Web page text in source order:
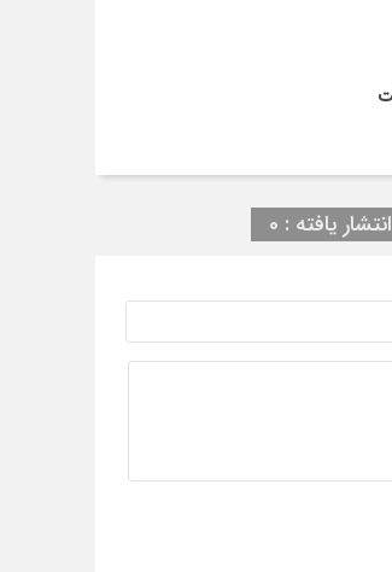
انتشار یافته : 0